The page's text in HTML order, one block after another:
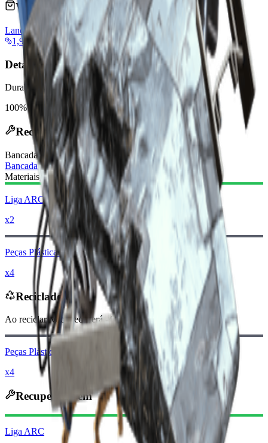
Vendido por Comerciantes
Lance
1,920 Coins
Detalhes da arma
Durabilidade:
100%
Receita de fabricação
Bancadas de fabricação :
Bancada de Equipamentos
Bancada
Materiais necessários:
Liga ARC
x2
Peças Plásticas
x4
Reciclado em
Ao reciclar, você receberá -400 menos Moedas raider
Peças Plásticas
x4
Recuperado em
Liga ARC